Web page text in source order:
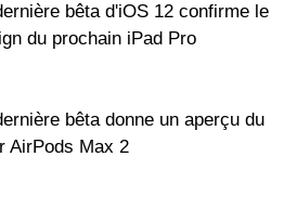
bêta d'iOS 12 confirme le
du prochain iPad Pro
bêta donne un aperçu du
AirPods Max 2